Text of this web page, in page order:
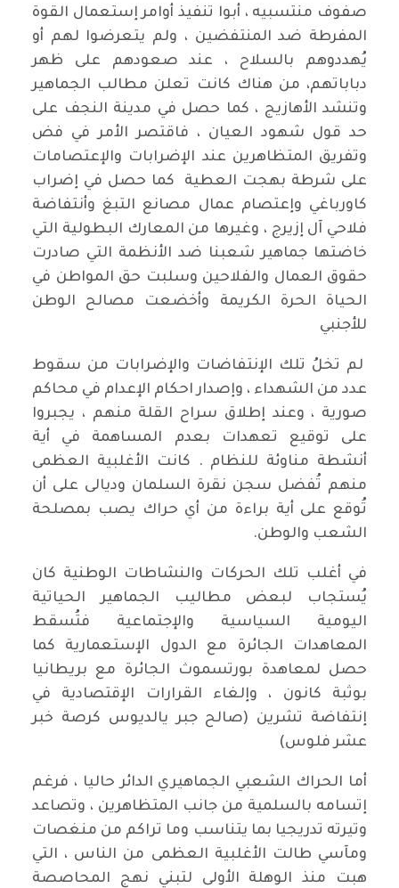
صفوف منتسبيه ، أبوا تنفيذ أوامر إستعمال القوة
المفرطة ضد المنتفضين ، ولم يتعرضوا لهم أو
يُهددوهم بالسلاح ، عند صعودهم على ظهر
دباباتهم، من هناك كانت تعلن مطالب الجماهير
وتنشد الأهازيج ، كما حصل في مدينة النجف على
حد قول شهود العيان ، فاقتصر الأمر في فض
وتفريق المتظاهرين عند الإضرابات والإعتصامات
على شرطة بهجت العطية كما حصل في إضراب
كاورباغي وإعتصام عمال مصانع التبغ وأنتفاضة
فلاحي آل إزيرج ، وغيرها من المعارك البطولية التي
خاضتها جماهير شعبنا ضد الأنظمة التي صادرت
حقوق العمال والفلاحين وسلبت حق المواطن في
الحياة الحرة الكريمة وأخضعت مصالح الوطن
للأجنبي
لم تخلُ تلك الإنتفاضات والإضرابات من سقوط
عدد من الشهداء ، وإصدار احكام الإعدام في محاكم
صورية ، وعند إطلاق سراح القلة منهم ، يجبروا
على توقيع تعهدات بعدم المساهمة في أية
أنشطة مناوئة للنظام . كانت الأغلبية العظمى
منهم تُفضل سجن نقرة السلمان وديالى على أن
تُوقع على أية براءة من أي حراك يصب بمصلحة
الشعب والوطن.
في أغلب تلك الحركات والنشاطات الوطنية كان
يُستجاب لبعض مطاليب الجماهير الحياتية
اليومية السياسية والإجتماعية فتُسقط
المعاهدات الجائرة مع الدول الإستعمارية كما
حصل لمعاهدة بورتسموث الجائرة مع بريطانيا
بوثبة كانون ، وإلغاء القرارات الإقتصادية في
إنتفاضة تشرين (صالح جبر يالديوس كرصة خبر
عشر فلوس)
أما الحراك الشعبي الجماهيري الدائر حاليا ، فرغم
إتسامه بالسلمية من جانب المتظاهرين ، وتصاعد
وتيرته تدريجيا بما يتناسب وما تراكم من منغصات
ومآسي طالت الأغلبية العظمى من الناس ، التي
هبت منذ الوهلة الأولى لتبني نهج المحاصصة